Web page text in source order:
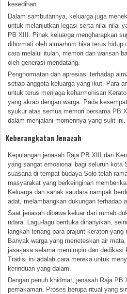
kesedihan.
Dalam sambutannya, keluarga juga
untuk melanjutkan legasi serta nilai-nilai
PB XIII. Pihak keluarga mengharapkan
dihormati oleh almarhum bisa terus hidup
cara melalui itulah, memori dan warisan
oleh generasi mendatang.
Penghormatan dan apresiasi terhadap
setiap anggota keluarga yang ikut. Para
untuk terus menjaga keharmonisan
yang akrab dengan warga. Pada
syukur atas semua memori bersama PB
dalam menjalani momennya yang sulit ini.
Keberangkatan Jenazah
Kepulangan jenasah Raja PB XIII dari
yang sangat emosional bagi seluruh kota
suasana di tempat budaya Solo telah
masyarakat yang berkeinginan
Keluarga dan sanak saudara nampak
adat, melambangkan dukungan terhadap
Saat jenasah dibawa keluar dari rumah
udara. Lagu-lagu berduka dinanyikan,
langkah tenang para prajurit keraton yang
Banyak warga yang meneteskan air
jasa-jasa selama memimpin dan dedikasi
Tradisi ini adalah cara mereka untuk
kerinduan yang dalam.
Dengan penuh khidmat, jenasah Raja PB
pemakaman. Proses berupa ritual yang